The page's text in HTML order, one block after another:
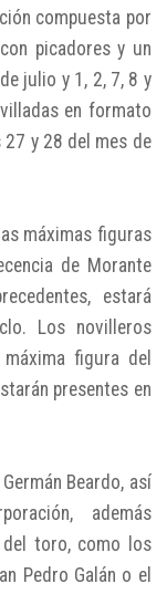
compuesta por
picadores y un
julio y 1, 2, 7, 8 y
en formato
y 28 del mes de
máximas figuras
de Morante
estará
Los novilleros
figura del
presentes en
Beardo, así
además
toro, como los
Pedro Galán o el